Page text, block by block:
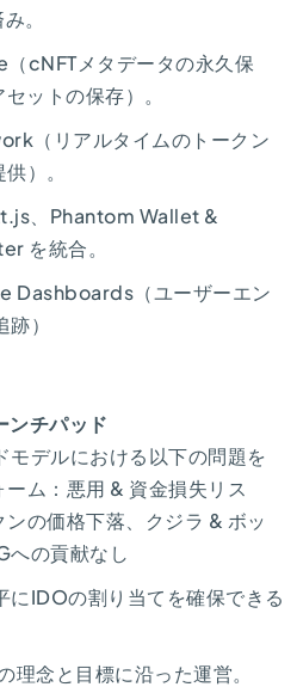
。
cNFTメタデータの永久保
ットの保存）。
（リアルタイムのトークン
）。
、Phantom Wallet &
を統合。
Dashboards（ユーザーエン
）
ンチパッド
モデルにおける以下の問題を
ム：悪用 & 資金損失リス
の価格下落、クジラ & ボッ
への貢献なし
にIDOの割り当てを確保できる
理念と目標に沿った運営。